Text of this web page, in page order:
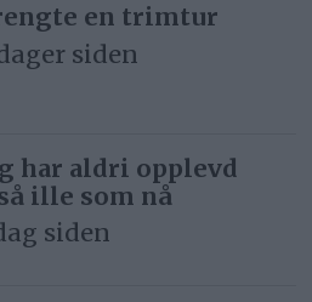
en trimtur
siden
har aldri opplevd
ille som nå
siden